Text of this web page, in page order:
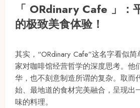
「 ORdinary Cafe 」：
的极致美食体验！
其实，“ORdinary Cafe”这名字看似
家对咖啡馆经营哲学的深度思考。他
华，也不刻意制造所谓的复杂。取而
始、最地道的食材完美融合，呈现出
味的料理。